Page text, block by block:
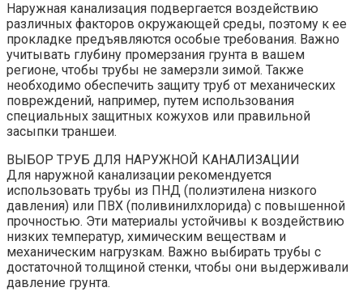
Наружная канализация подвергается воздействию
различных факторов окружающей среды, поэтому к ее
прокладке предъявляются особые требования. Важно
учитывать глубину промерзания грунта в вашем
регионе, чтобы трубы не замерзли зимой. Также
необходимо обеспечить защиту труб от механических
повреждений, например, путем использования
специальных защитных кожухов или правильной
засыпки траншеи.
ВЫБОР ТРУБ ДЛЯ НАРУЖНОЙ КАНАЛИЗАЦИИ
Для наружной канализации рекомендуется
использовать трубы из ПНД (полиэтилена низкого
давления) или ПВХ (поливинилхлорида) с повышенной
прочностью. Эти материалы устойчивы к воздействию
низких температур, химическим веществам и
механическим нагрузкам. Важно выбирать трубы с
достаточной толщиной стенки, чтобы они выдерживали
давление грунта.